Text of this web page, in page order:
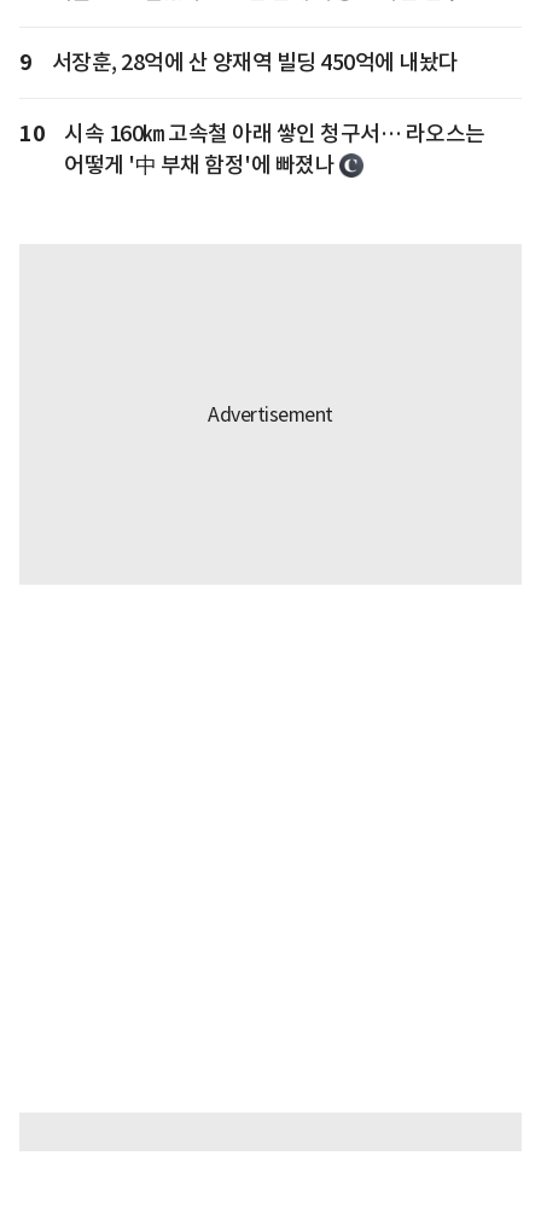
9 서장훈, 28억에 산 양재역 빌딩 450억에 내놨다
10
시속 160㎞ 고속철 아래 쌓인 청구서… 라오스는
어떻게 '中 부채 함정'에 빠졌나